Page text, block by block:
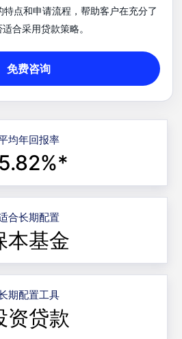
特点和申请流程，帮助客户在充分了
合采用贷款策略。
免费咨询
均年回报率
合长期配置
本基金
期配置工具
资贷款